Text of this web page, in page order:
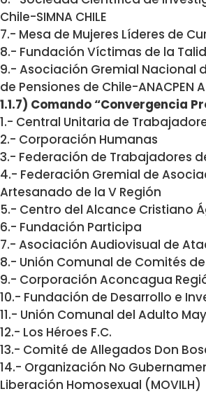
Chile-SIMNA CHILE
7.- Mesa de Mujeres Líderes de
8.- Fundación Víctimas de la
9.- Asociación Gremial Nacional
de Pensiones de Chile-ANACPEN
1.1.7) Comando “Convergencia
1.- Central Unitaria de
2.- Corporación Humanas
3.- Federación de Trabajadores
4.- Federación Gremial de
Artesanado de la V Región
5.- Centro del Alcance Cristiano
6.- Fundación Participa
7.- Asociación Audiovisual de
8.- Unión Comunal de Comités
9.- Corporación Aconcagua
10.- Fundación de Desarrollo e
11.- Unión Comunal del Adulto
12.- Los Héroes F.C.
13.- Comité de Allegados Don
14.- Organización No
Liberación Homosexual (MOVILH)